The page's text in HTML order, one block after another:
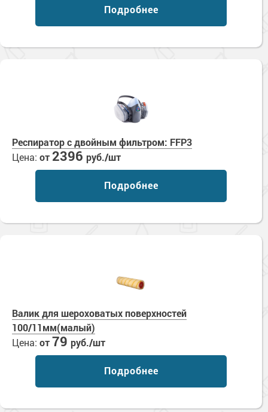
Подробнее
Респиратор с двойным фильтром: FFP3
Цена: от2396 руб./шт
Подробнее
Валик для шероховатых поверхностей
100/11мм(малый)
Цена: от79 руб./шт
Подробнее